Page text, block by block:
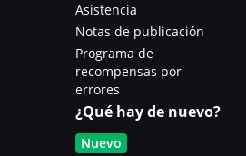
Asistencia
Notas de publicación
Programa de
recompensas por
errores
¿Qué hay de nuevo?
Nuevo